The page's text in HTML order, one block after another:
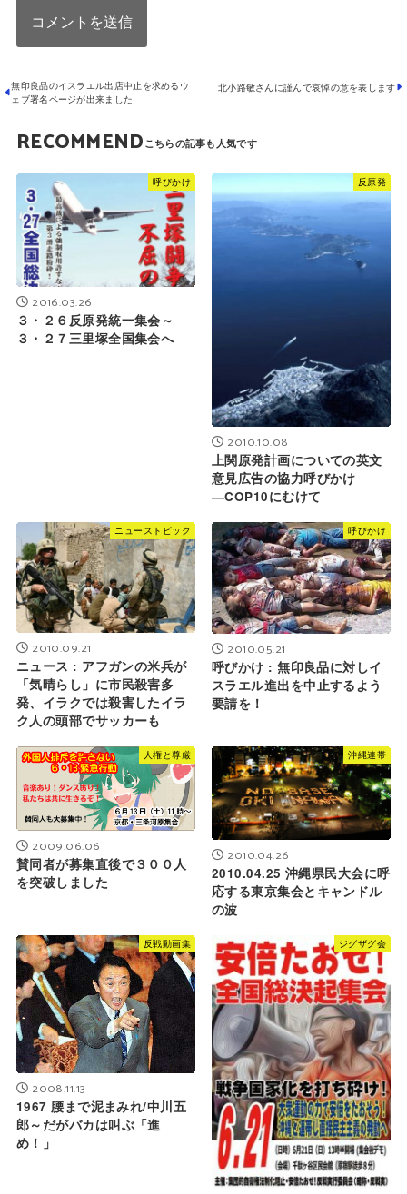
北小路敏さんに謹んで哀悼の意を表します
無印良品のイスラエル出店中止を求めるウ
ェブ署名ページが出来ました
RECOMMEND
呼びかけ
2016.03.26
３・２６反原発統一集会～
３・２７三里塚全国集会へ
反原発
2010.10.08
上関原発計画についての英文
意見広告の協力呼びかけ
―COP10にむけて
ニューストピック
2010.09.21
ニュース : アフガンの米兵が
「気晴らし」に市民殺害多
発、イラクでは殺害したイラ
ク人の頭部でサッカーも
呼びかけ
2010.05.21
呼びかけ : 無印良品に対しイ
スラエル進出を中止するよう
要請を！
人権と尊厳
2009.06.06
賛同者が募集直後で３００人
を突破しました
沖縄連帯
2010.04.26
2010.04.25 沖縄県民大会に呼
応する東京集会とキャンドル
の波
反戦動画集
2008.11.13
1967 腰まで泥まみれ/中川五
郎～だがバカは叫ぶ「進
め！」
ジグザグ会